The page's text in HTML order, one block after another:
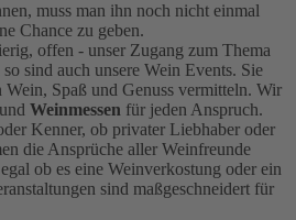
muss man ihn noch nicht einmal
Chance zu geben.
offen - unser Zugang zum Thema
sind auch unsere Wein Events. Sie
Wein, Spaß und Genuss vermitteln. Wir
und Weinmessen für jeden Anspruch.
Kenner, ob privater Liebhaber oder
die Ansprüche aller Weinfreunde
ob es eine Weinverkostung oder ein
sind maßgeschneidert für